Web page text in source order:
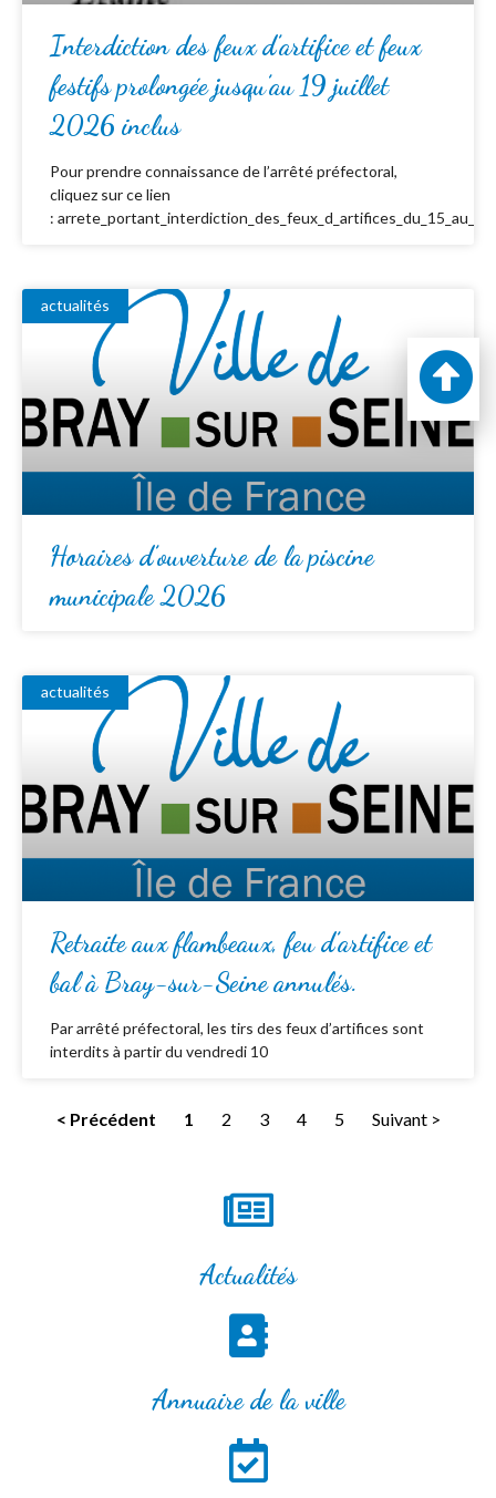
Interdiction des feux d’artifice et feux
festifs prolongée jusqu’au 19 juillet
2026 inclus
Pour prendre connaissance de l’arrêté préfectoral,
cliquez sur ce lien
:
actualités
Horaires d’ouverture de la piscine
municipale 2026
actualités
Retraite aux flambeaux, feu d’artifice et
bal à Bray-sur-Seine annulés.
Par arrêté préfectoral, les tirs des feux d’artifices sont
interdits à partir du vendredi 10
< Précédent 1 2 3 4 5 Suivant >
Actualités
Annuaire de la ville